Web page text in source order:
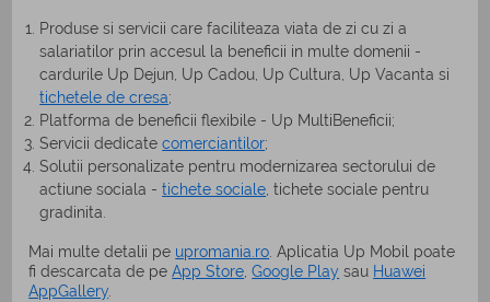
Produse si servicii care faciliteaza viata de zi cu zi a
salariatilor prin accesul la beneficii in multe domenii -
cardurile Up Dejun, Up Cadou, Up Cultura, Up Vacanta si
tichetele de cresa;
Platforma de beneficii flexibile - Up MultiBeneficii;
Servicii dedicatecomerciantilor;
Solutii personalizate pentru modernizarea sectorului de
actiune sociala -tichete sociale , tichete sociale pentru
gradinita.
Mai multe detalii pe upromania.ro . Aplicatia Up Mobil poate
fi descarcata de peApp Store ,Google Play sau Huawei
AppGallery